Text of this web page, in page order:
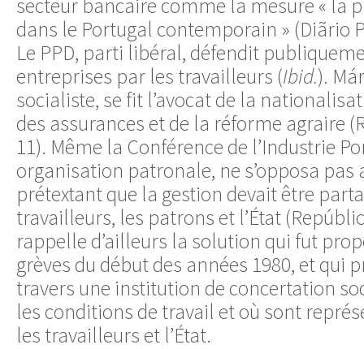
secteur bancaire comme la mesure « la
dans le Portugal contemporain » (Diãrio
Le PPD, parti libéral, défendit
entreprises par les travailleurs (Ibid.).
socialiste, se fit l’avocat de la
des assurances et de la réforme agraire
11). Même la Conférence de l’Industrie
organisation patronale, ne s’opposa
prétextant que la gestion devait être
travailleurs, les patrons et l’État
rappelle d’ailleurs la solution qui fut
grèves du début des années 1980, et qui
travers une institution de concertation
les conditions de travail et où sont
les travailleurs et l’État.